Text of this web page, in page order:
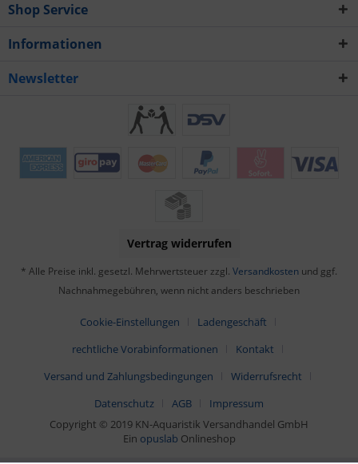
Shop Service
Informationen
Newsletter
Vertrag widerrufen
* Alle Preise inkl. gesetzl. Mehrwertsteuer zzgl. Versandkosten und ggf.
Nachnahmegebühren, wenn nicht anders beschrieben
Cookie-Einstellungen
Ladengeschäft
rechtliche Vorabinformationen
Kontakt
Versand und Zahlungsbedingungen
Widerrufsrecht
Datenschutz
AGB
Impressum
Copyright © 2019 KN-Aquaristik Versandhandel GmbH
Ein opuslab Onlineshop